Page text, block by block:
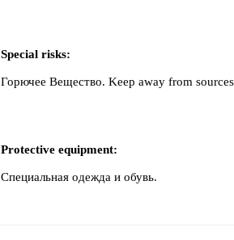
Special risks:
Горючее Вещество. Keep away from
Protective equipment:
Специальная одежда и обувь.